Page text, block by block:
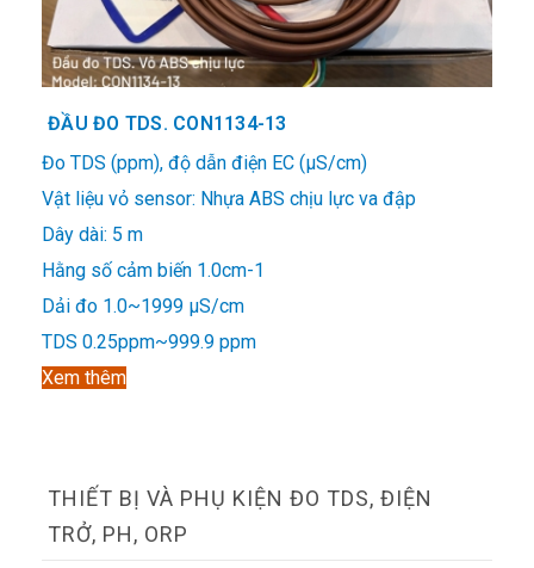
ĐẦU ĐO TDS. CON1134-13
Đo TDS (ppm), độ dẫn điện EC (μS/cm)
Vật liệu vỏ sensor: Nhựa ABS chịu lực va đập
Dây dài: 5 m
Hằng số cảm biến 1.0cm-1
Dải đo 1.0~1999 μS/cm
TDS 0.25ppm~999.9 ppm
Xem thêm
THIẾT BỊ VÀ PHỤ KIỆN ĐO TDS, ĐIỆN
TRỞ, PH, ORP